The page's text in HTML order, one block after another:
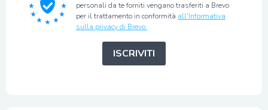
personali da te forniti vengano trasferiti a Brevo
per il trattamento in conformità all'Informativa
sulla privacy di Brevo.
ISCRIVITI